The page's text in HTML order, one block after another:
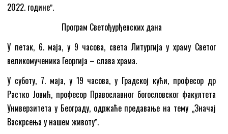
2022. годинеˮ.
Програм Светођурђевских дана
У петак, 6. маја, у 9 часова, света Литургија у храму Светог
великомученика Георгија – слава храма.
У суботу, 7. маја, у 19 часова, у Градској кући, професор др
Растко Јовић, професор Православног богословског факултета
Универзитета у Београду, одржаће предавање на тему „Значај
Васкрсења у нашем животуˮ.